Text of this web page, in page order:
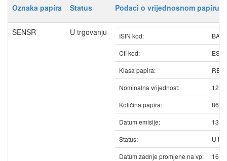
Oznaka papira Status Podaci o vrijednosnom papiru
SENSR U trgovanju ISIN kod:
Cfi kod:
Klasa papira:
Nominalna vrijednost:
12.50
Količina papira:
Datum emisije:
Status:
U
Datum zadnje promjene na vp: